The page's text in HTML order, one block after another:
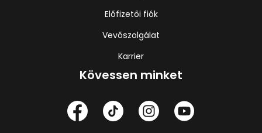
Előfizetői fiók
Vevőszolgálat
Karrier
Kövessen minket